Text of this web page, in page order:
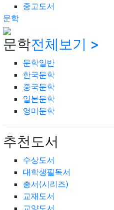
중고도서
문학
문학전체보기 >
문학일반
한국문학
중국문학
일본문학
영미문학
추천도서
수상도서
대학생필독서
총서(시리즈)
교재도서
교양도서